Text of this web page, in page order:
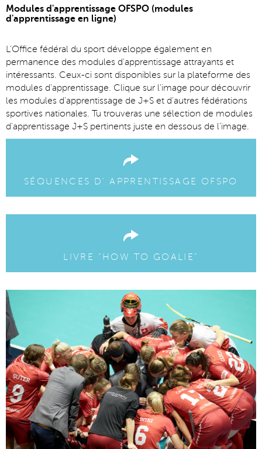
Modules d'apprentissage OFSPO (modules
d'apprentissage en ligne)
L'Office fédéral du sport développe également en
permanence des modules d'apprentissage attrayants et
intéressants. Ceux-ci sont disponibles sur la plateforme des
modules d'apprentissage. Clique sur l'image pour découvrir
les modules d'apprentissage de J+S et d'autres fédérations
sportives nationales. Tu trouveras une sélection de modules
d'apprentissage J+S pertinents juste en dessous de l'image.
SÉQUENCES D' APPRENTISSAGE OFSPO
LIVRE "HOW TO GOALIE"